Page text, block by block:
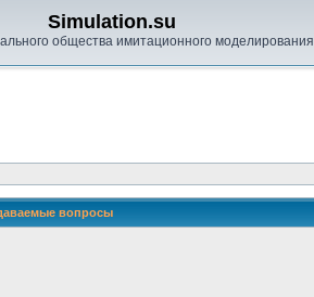
Simulation.su
общества имитационного моделирования
вопросы